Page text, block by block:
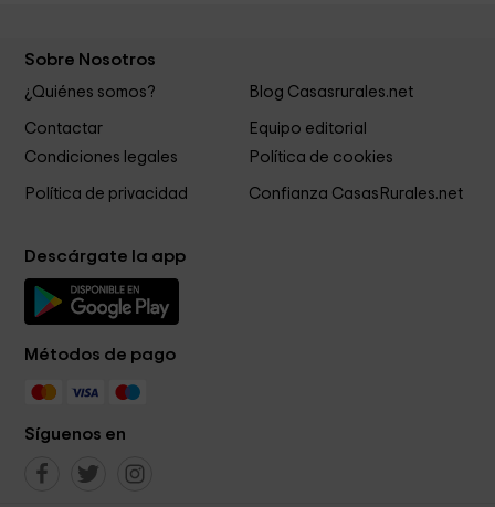
Sobre Nosotros
¿Quiénes somos? Blog Casasrurales.net
Contactar
Equipo editorial
Condiciones legales
Política de cookies
Política de privacidad Confianza CasasRurales.net
Descárgate la app
Métodos de pago
Síguenos en